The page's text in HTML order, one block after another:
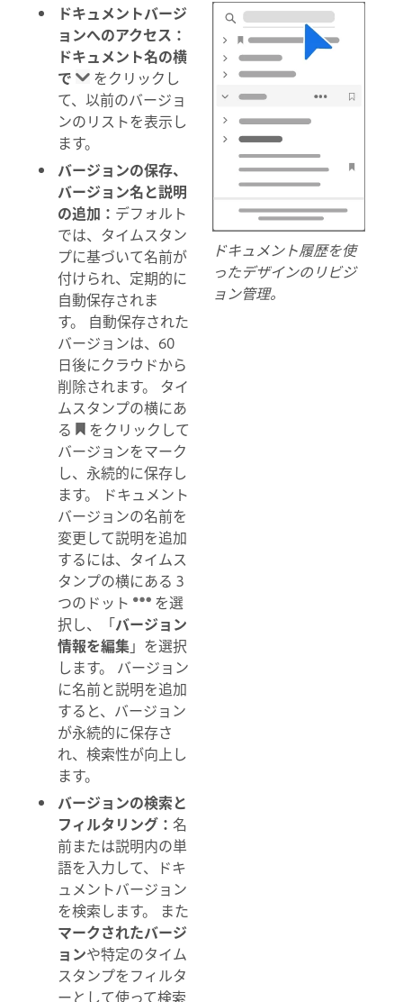
ドキュメントバージ
ョンへのアクセス：
ドキュメント名の横
で
をクリックし
て、以前のバージョ
ンのリストを表示し
ます。
バージョンの保存、
バージョン名と説明
の追加： デフォルト
では、タイムスタン
プに基づいて名前が
付けられ、定期的に
自動保存されま
す。 自動保存された
バージョンは、60
日後にクラウドから
削除されます。 タイ
ムスタンプの横にあ
る
をクリックして
バージョンをマーク
し、永続的に保存し
ます。 ドキュメント
バージョンの名前を
変更して説明を追加
するには、タイムス
タンプの横にある 3
つのドット
を選
択し、「バージョン
情報を編集」を選択
します。 バージョン
に名前と説明を追加
すると、バージョン
が永続的に保存さ
れ、検索性が向上し
ます。
バージョンの検索と
フィルタリング： 名
前または説明内の単
語を入力して、ドキ
ュメントバージョン
を検索します。 また
マークされたバージ
ョンや特定のタイム
スタンプをフィルタ
ーとして使って検索
ドキュメント履歴を使
ったデザインのリビジ
ョン管理。